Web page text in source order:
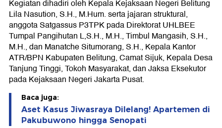
Kegiatan dihadiri oleh Kepala Kejaksaan Negeri Belitung
Lila Nasution, S.H., M.Hum. serta jajaran struktural,
anggota Satgassus P3TPK pada Direktorat UHLBEE
Tumpal Pangihutan L,S.H., M.H., Timbul Mangasih, S.H.,
M.H., dan Manatche Situmorang, S.H., Kepala Kantor
ATR/BPN Kabupaten Belitung, Camat Sijuk, Kepala Desa
Tanjung Tinggi, Tokoh Masyarakat, dan Jaksa Eksekutor
pada Kejaksaan Negeri Jakarta Pusat.
Baca juga:
Aset Kasus Jiwasraya Dilelang! Apartemen di
Pakubuwono hingga Senopati